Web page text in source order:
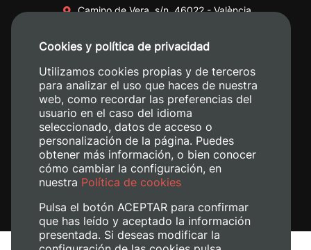
Camino de Vera, s/n. 46022 - València
+34 620 04 00 50
Cookies y política de privacidad
Utilizamos cookies propias y de terceros
para analizar el uso que haces de nuestra
web, como recordar las preferencias del
usuario en el caso del idioma
seleccionado, datos de acceso o
personalización de la página. Puedes
obtener más información, o bien conocer
cómo cambiar la configuración, en
nuestra Política de cookies
Pulsa el botón ACEPTAR para confirmar
que has leído y aceptado la información
presentada. Si deseas modificar la